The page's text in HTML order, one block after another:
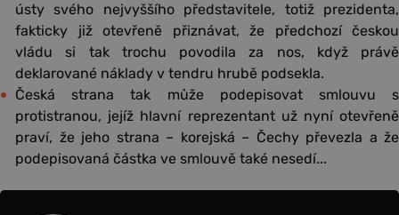
ústy svého nejvyššího představitele, totiž prezidenta,
fakticky již otevřeně přiznávat, že předchozí českou
vládu si tak trochu povodila za nos, když právě
deklarované náklady v tendru hrubě podsekla.
Česká strana tak může podepisovat smlouvu s
protistranou, jejíž hlavní reprezentant už nyní otevřeně
praví, že jeho strana – korejská – Čechy převezla a že
podepisovaná částka ve smlouvě také nesedí...